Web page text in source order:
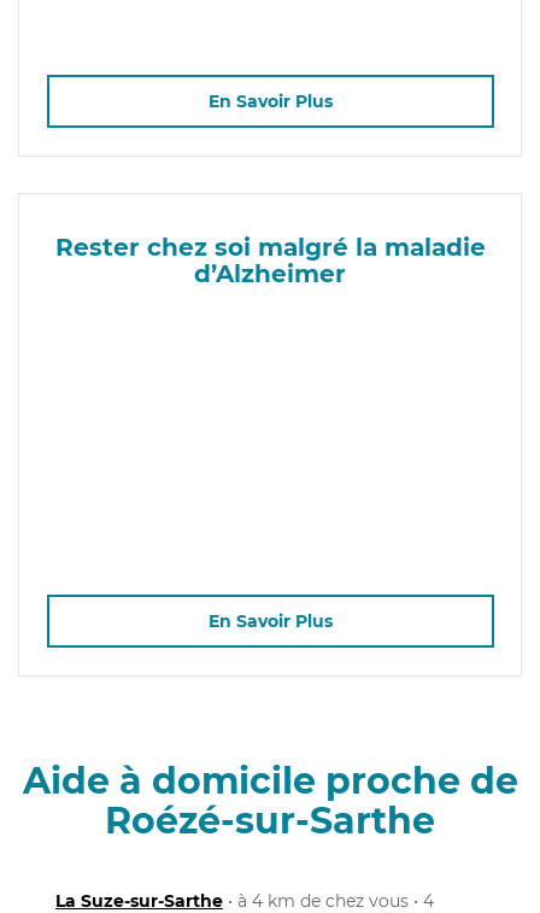
En Savoir Plus
Rester chez soi malgré la maladie
d’Alzheimer
En Savoir Plus
Aide à domicile proche de
Roézé-sur-Sarthe
La Suze-sur-Sarthe • à 4 km de chez vous • 4